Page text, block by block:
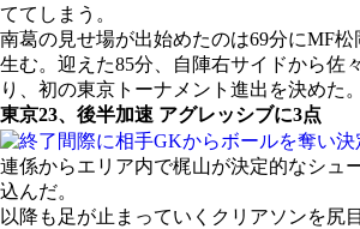
ててしまう。
南葛の見せ場が出始めたのは69分にMF
生む。迎えた85分、自陣右サイドから佐
り、初の東京トーナメント進出を決めた。
東京23、後半加速 アグレッシブに3点
連係からエリア内で梶山が決定的なシュ
込んだ。
以降も足が止まっていくクリアソンを尻